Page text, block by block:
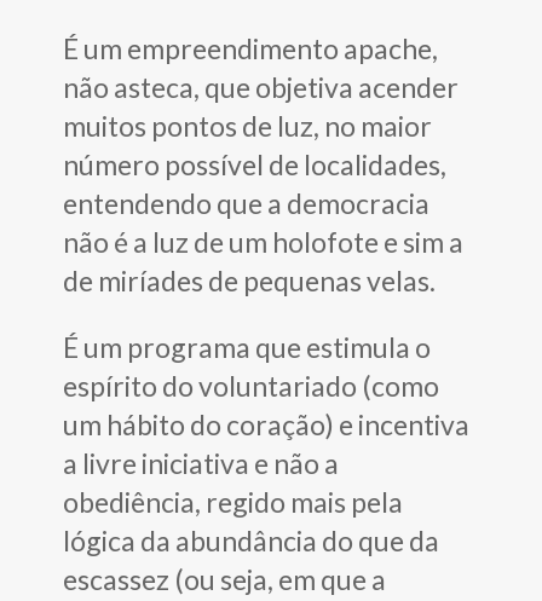
É um empreendimento apache,
não asteca, que objetiva acender
muitos pontos de luz, no maior
número possível de localidades,
entendendo que a democracia
não é a luz de um holofote e sim a
de miríades de pequenas velas.
É um programa que estimula o
espírito do voluntariado (como
um hábito do coração) e incentiva
a livre iniciativa e não a
obediência, regido mais pela
lógica da abundância do que da
escassez (ou seja, em que a